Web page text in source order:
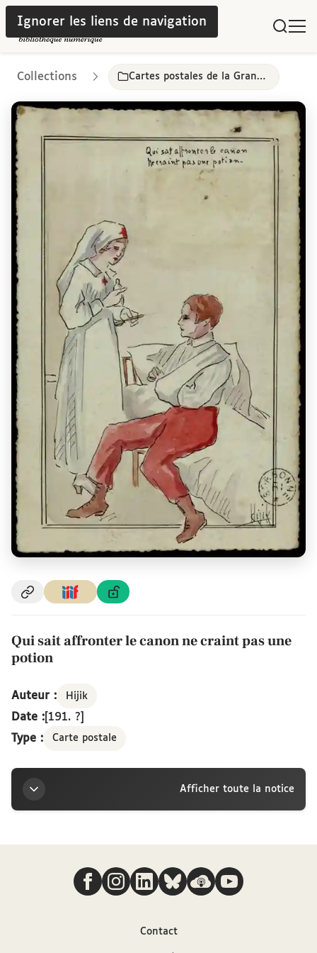
Ignorer les liens de navigation
Collections Cartes postales de la Grande Guerre
Qui sait affronter le canon ne craint pas une
potion
Auteur : Hijik
Date : [191. ?]
Type :
Carte postale
Afficher toute la notice
Titre
Qui sait affronter le canon ne craint pas une potion
Nous suivre
Contact